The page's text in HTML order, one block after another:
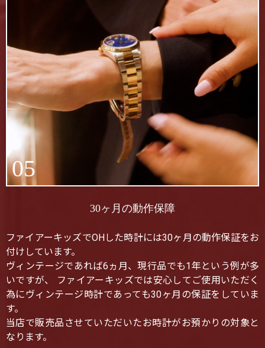
05
30ヶ月の動作保障
ファイアーキッズでOHした時計には30ヶ月の動作保証をお
付けしています。
ヴィンテージであれば6ヵ月、現行品でも1年という例が多
いですが、 ファイアーキッズでは安心してご使用いただく
為にヴィンテージ時計であっても30ヶ月の保証をしていま
す。
当店で販売品させていただいたお時計がお預かりの対象と
なります。